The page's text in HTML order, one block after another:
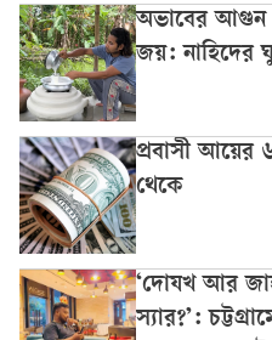
অভাবের আগুন
জয়: নাহিদের
প্রবাসী
থেকে
‘দোযখ আর
স্যার?’: